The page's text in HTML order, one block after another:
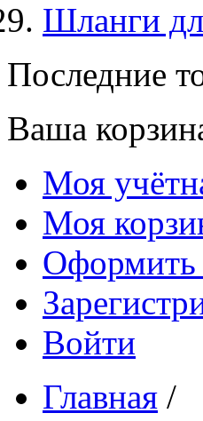
Шланги
Последние
Ваша
Моя
Моя
Оформить
Войти
Главная /